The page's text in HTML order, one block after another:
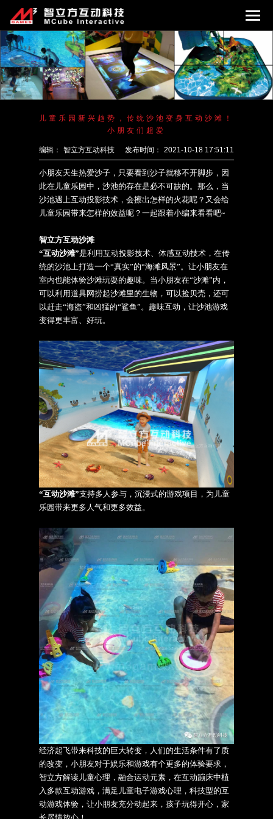
儿童乐园新兴趋势，传统沙池变身互动沙滩！
小朋友们超爱
编辑： 智立方互动科技 发布时间： 2021-10-18 17:51:11
小朋友天生热爱沙子，只要看到沙子就移不开脚步，因
此在儿童乐园中，沙池的存在是必不可缺的。那么，当
沙池遇上互动投影技术，会擦出怎样的火花呢？又会给
儿童乐园带来怎样的效益呢？一起跟着小编来看看吧~
智立方互动沙滩
“互动沙滩”是利用互动投影技术、体感互动技术，在传
统的沙池上打造一个“真实”的“海滩风景”。让小朋友在
室内也能体验沙滩玩耍的趣味。当小朋友在“沙滩”内，
可以利用道具网捞起沙滩里的生物，可以捡贝壳，还可
以赶走“海盗”和凶猛的“鲨鱼”。趣味互动，让沙池游戏
变得更丰富、好玩。
“互动沙滩”支持多人参与，沉浸式的游戏项目，为儿童
乐园带来更多人气和更多效益。
经济起飞带来科技的巨大转变， 人们的生活条件有了质
的改变，小朋友对于娱乐和游戏有个更多的体验要求，
智立方解读儿童心理，融合运动元素，在互动蹦床中植
入多款互动游戏，满足儿童电子游戏心理， 科技型的互
动游戏体验， 让小朋友充分动起来，孩子玩得开心，家